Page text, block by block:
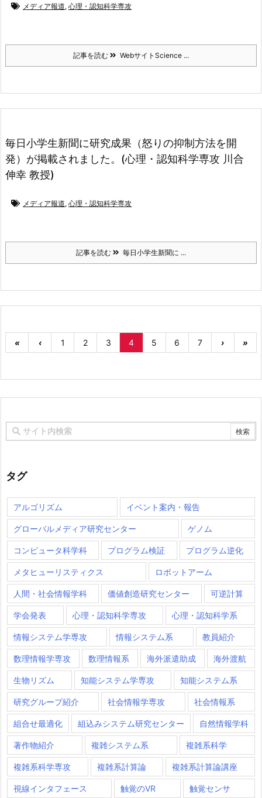
メディア報道, 心理・認知科学専攻
記事を読む WebサイトScience ...
毎日小学生新聞に研究成果（怒りの抑制方法を開
発）が掲載されました。(心理・認知科学専攻 川合
伸幸 教授)
メディア報道, 心理・認知科学専攻
記事を読む 毎日小学生新聞に ...
« ‹ 1 2 3 4 5 6 7 › »
タグ
アルゴリズム イベント案内・報告
グローバルメディア研究センター ゲノム
コンピュータ科学科 プログラム検証 プログラム逆化
メタヒューリスティクス ロボットアーム
人間・社会情報学科 価値創造研究センター 可逆計算
学会発表 心理・認知科学専攻 心理・認知科学系
情報システム学専攻 情報システム系 教員紹介
数理情報学専攻 数理情報系 海外派遣助成 海外渡航
生物リズム 知能システム学専攻 知能システム系
研究グループ紹介 社会情報学専攻 社会情報系
組合せ最適化 組込みシステム研究センター 自然情報学科
著作物紹介 複雑システム系 複雑系科学
複雑系科学専攻 複雑系計算論 複雑系計算論講座
視線インタフェース 触覚のVR 触覚センサ